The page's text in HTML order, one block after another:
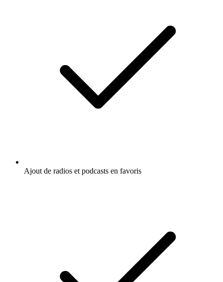
Ajout de radios et podcasts en favoris